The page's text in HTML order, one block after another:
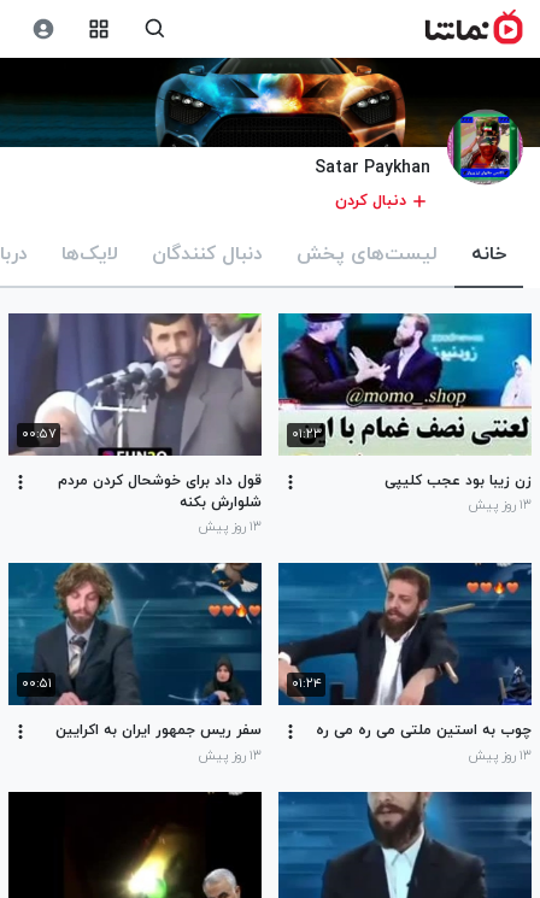
Satar Paykhan
دنبال کردن
خانه لیست‌های پخش دنبال کنندگان لایک‌ها
۰۱:۲۳
زن زیبا بود عجب کلیپی
۱۳ روز پیش
۰۰:۵۷
قول داد برای خوشحال کردن مردم
شلوارش بکنه
۱۳ روز پیش
۰۱:۲۴
چوب به استین ملتی می ره می ره
۱۳ روز پیش
۰۰:۵۱
سفر ریس جمهور ایران به اکرایین
۱۳ روز پیش